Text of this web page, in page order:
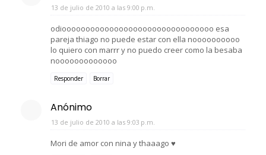
13 de julio de 2010 a las 9:00 p.m.
odioooooooooooooooooooooooooooooooo esa
pareja thiago no puede estar con ella noooooooooo
lo quiero con marrr y no puedo creer como la besaba
nooooooooooooo
Responder Borrar
Anónimo
13 de julio de 2010 a las 9:03 p.m.
Mori de amor con nina y thaaago ♥